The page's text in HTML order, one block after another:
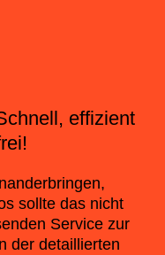
effizient
sollte das nicht
Service zur
der detaillierten